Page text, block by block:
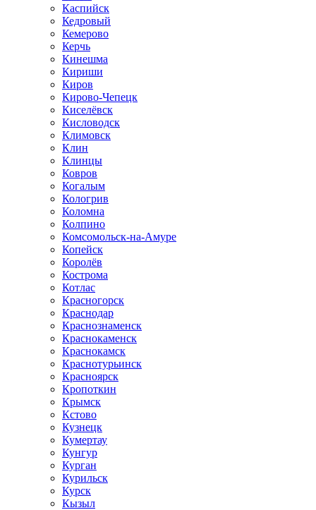
Каспийск
Кедровый
Кемерово
Керчь
Кинешма
Кириши
Киров
Кирово-Чепецк
Киселёвск
Кисловодск
Климовск
Клин
Клинцы
Ковров
Когалым
Кологрив
Коломна
Колпино
Комсомольск-на-Амуре
Копейск
Королёв
Кострома
Котлас
Красногорск
Краснодар
Краснознаменск
Краснокаменск
Краснокамск
Краснотурьинск
Красноярск
Кропоткин
Крымск
Кстово
Кузнецк
Кумертау
Кунгур
Курган
Курильск
Курск
Кызыл